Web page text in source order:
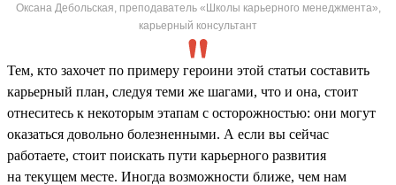
Оксана Дебольская, преподаватель «Школы карьерного менеджмента»,
карьерный консультант
Тем, кто захочет по примеру героини этой статьи составить
карьерный план, следуя теми же шагами, что и она, стоит
отнеситесь к некоторым этапам с осторожностью: они могут
оказаться довольно болезненными. А если вы сейчас
работаете, стоит поискать пути карьерного развития
на текущем месте. Иногда возможности ближе, чем нам